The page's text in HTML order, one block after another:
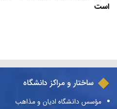
است
ساختار و مراکز دانشگاه
مؤسس دانشگاه ادیان و مذاهب